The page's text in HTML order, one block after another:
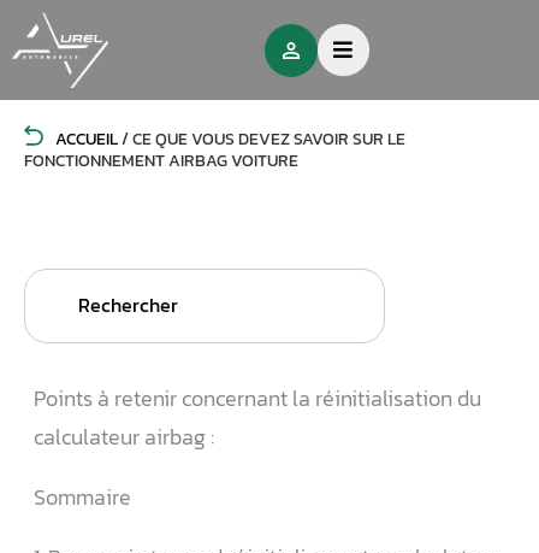
ACCUEIL/CE QUE VOUS DEVEZ SAVOIR SUR LE
FONCTIONNEMENT AIRBAG VOITURE
Search
Points à retenir concernant la réinitialisation du
calculateur airbag :
Sommaire